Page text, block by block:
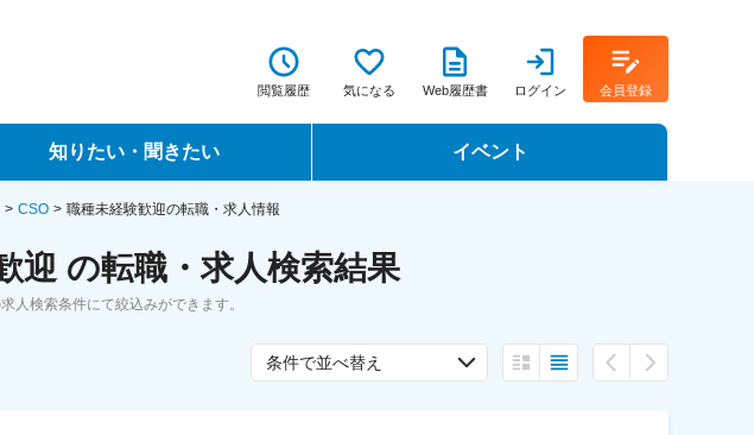
閲覧履歴 気になる Web履歴書 ログイン 会員登録
知りたい・聞きたい
ノウハウ
タで見る転職
イベント
転職フェア
CSO 職種未経験歓迎の転職・求人情報
迎 の転職・求人検索結果
人検索条件にて絞込みができます。
条件で並べ替え